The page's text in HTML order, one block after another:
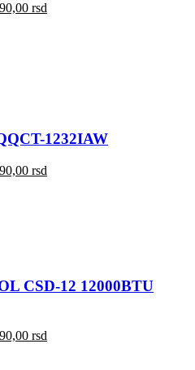
rsd
1232IAW
rsd
CSD-12 12000BTU
rsd